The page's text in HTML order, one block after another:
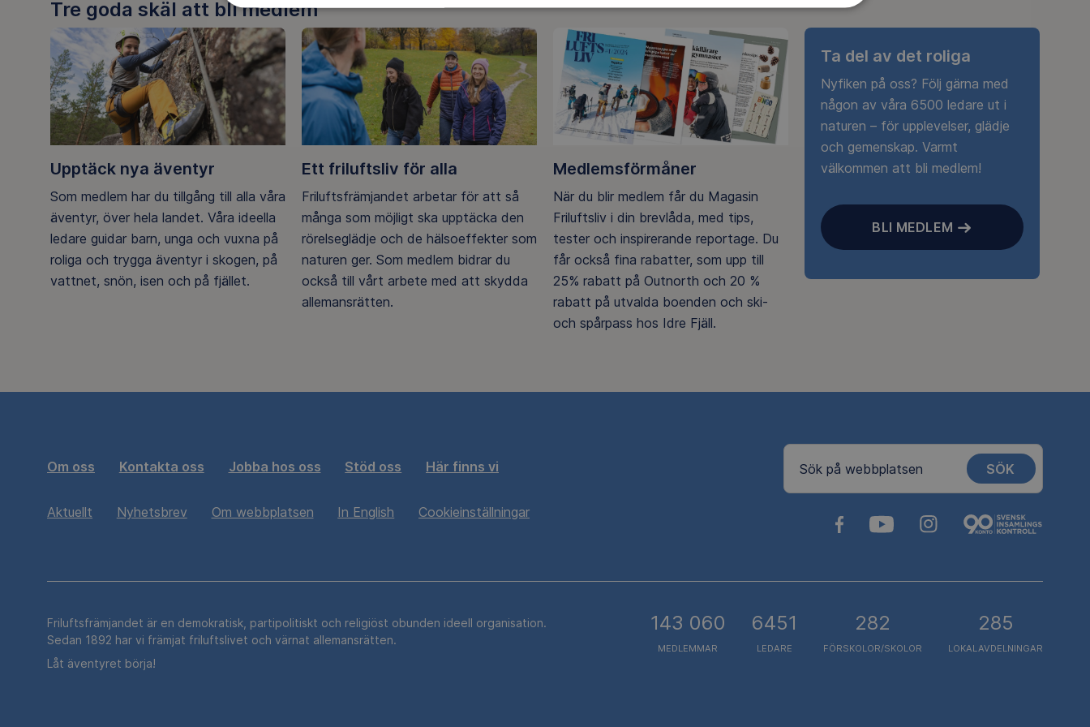
Tre goda skäl att bli medlem
Upptäck nya äventyr
Som medlem har du tillgång till alla våra
äventyr, över hela landet. Våra ideella
ledare guidar barn, unga och vuxna på
roliga och trygga äventyr i skogen, på
vattnet, snön, isen och på fjället.
Ett friluftsliv för alla
Friluftsfrämjandet arbetar för att så
många som möjligt ska upptäcka den
rörelseglädje och de hälsoeffekter som
naturen ger. Som medlem bidrar du
också till vårt arbete med att skydda
allemansrätten.
Medlemsförmåner
När du blir medlem får du Magasin
Friluftsliv i din brevlåda, med tips,
tester och inspirerande reportage. Du
får också fina rabatter, som upp till
25% rabatt på Outnorth och 20 %
rabatt på utvalda boenden och ski-
och spårpass hos Idre Fjäll.
Ta del av det roliga
Nyfiken på oss? Följ gärna med
någon av våra 6500 ledare ut i
naturen – för upplevelser, glädje
och gemenskap. Varmt
välkommen att bli medlem!
BLI MEDLEM
Om oss Kontakta oss Jobba hos oss Stöd oss Här finns vi
Aktuellt Nyhetsbrev Om webbplatsen In English Cookieinställningar
Sök på webbplatsen SÖK
Friluftsfrämjandet är en demokratisk, partipolitiskt och religiöst obunden ideell organisation.
Sedan 1892 har vi främjat friluftslivet och värnat allemansrätten.
Låt äventyret börja!
143 060
MEDLEMMAR
6451
LEDARE
282
FÖRSKOLOR/SKOLOR
285
LOKALAVDELNINGAR